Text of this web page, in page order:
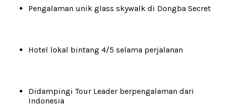
Pengalaman unik glass skywalk di Dongba Secret
Hotel lokal bintang 4/5 selama perjalanan
Didampingi Tour Leader berpengalaman dari
Indonesia